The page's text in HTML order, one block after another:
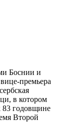
Боснии и
премьера
в котором
83 годовщине
Второй